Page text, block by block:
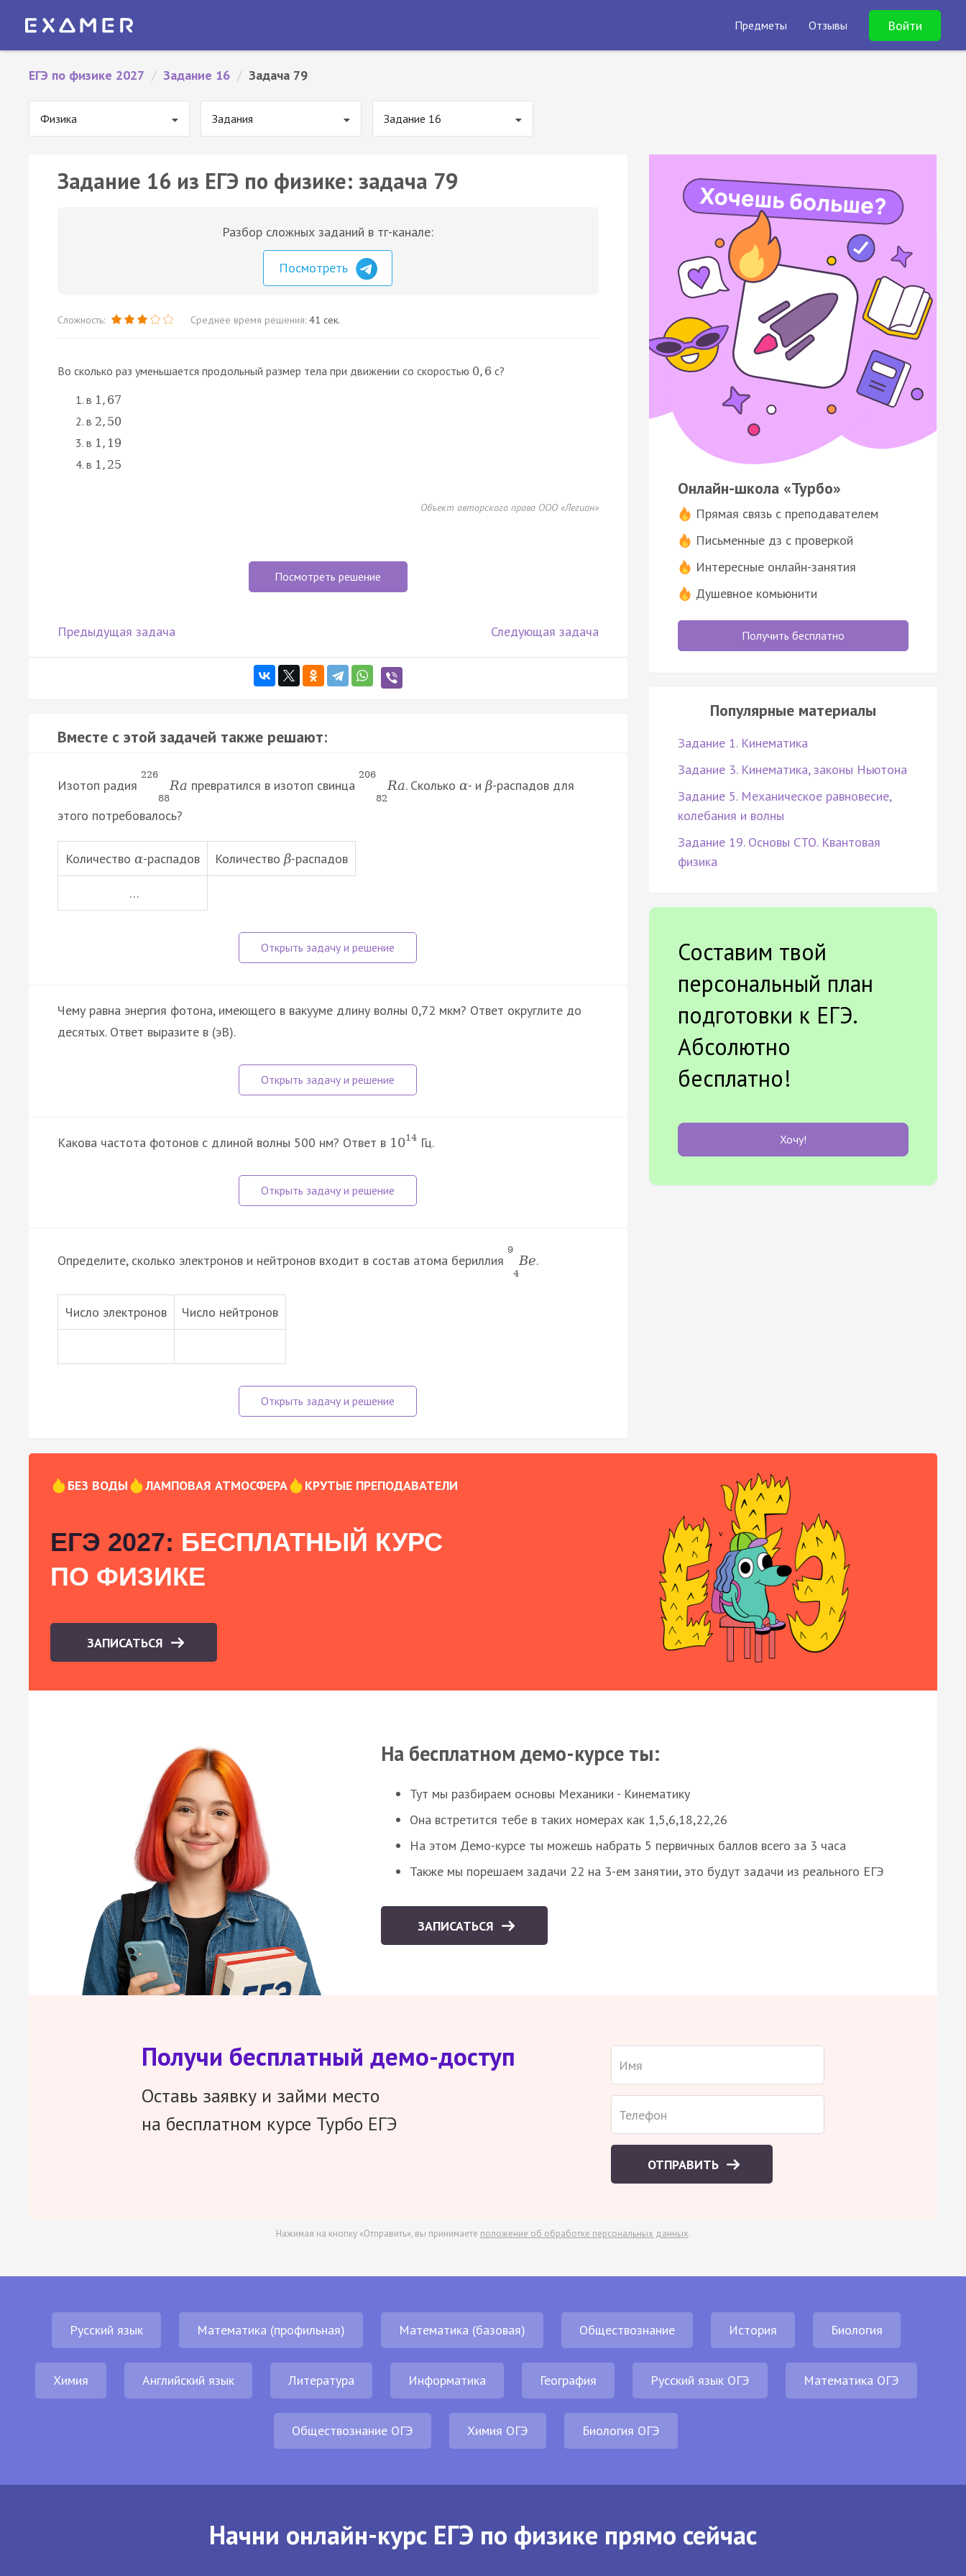
Предметы Отзывы Войти
ЕГЭ по физике 2027 / Задание 16 / Задача 79
Физика Задания Задание 16
Задание 16 из ЕГЭ по физике: задача 79
Разбор сложных заданий в тг-канале:
Посмотреть
Сложность: Среднее время решения: 41 сек.
Во сколько раз уменьшается продольный размер тела при движении со скоростью 0, 6 c?
в 1 , 67
в 2, 50
в 1 , 19
в 1 , 25
Объект авторского права ООО «Легион»
Посмотреть решение
Предыдущая задача Следующая задача
Вместе с этой задачей также решают:
Изотоп радия
226
88
Ra превратился в изотоп свинца
206
82
Ra. Сколько α- и β-распадов для
этого потребовалось?
Количество α-распадов Количество β-распадов
…
Чему равна энергия фотона, имеющего в вакууме длину волны 0,72 мкм? Ответ округлите до
десятых. Ответ выразите в (эВ).
Какова частота фотонов с длиной волны 500 нм? Ответ в 1014 Гц.
Определите, сколько электронов и нейтронов входит в состав атома бериллия
9
4
Be.
Число электронов Число нейтронов
Онлайн-школа «Турбо»
Прямая связь с преподавателем
Письменные дз с проверкой
Интересные онлайн-занятия
Душевное комьюнити
Получить бесплатно
Популярные материалы
Задание 1. Кинематика
Задание 3. Кинематика, законы Ньютона
Задание 5. Механическое равновесие,
колебания и волны
Задание 19. Основы СТО. Квантовая
физика
Составим твой
персональный план
подготовки к ЕГЭ.
Абсолютно
бесплатно!
Хочу!
БЕЗ ВОДЫ ЛАМПОВАЯ АТМОСФЕРА КРУТЫЕ ПРЕПОДАВАТЕЛИ
ЕГЭ 2027: БЕСПЛАТНЫЙ КУРС
ПО ФИЗИКЕ
ЗАПИСАТЬСЯ
На бесплатном демо-курсе ты:
Тут мы разбираем основы Механики - Кинематику
Она встретится тебе в таких номерах как 1,5,6,18,22,26
На этом Демо-курсе ты можешь набрать 5 первичных баллов всего за 3 часа
Также мы порешаем задачи 22 на 3-ем занятии, это будут задачи из реального ЕГЭ
ЗАПИСАТЬСЯ
Получи бесплатный демо-доступ
Оставь заявку и займи место
на бесплатном курсе Турбо ЕГЭ
ОТПРАВИТЬ
Нажимая на кнопку «Отправить», вы принимаете положение об обработке персональных данных.
Русский язык Математика (профильная) Математика (базовая) Обществознание История Биология
Химия Английский язык Литература Информатика География Русский язык ОГЭ Математика ОГЭ
Обществознание ОГЭ Химия ОГЭ Биология ОГЭ
Начни онлайн-курс ЕГЭ по физике прямо сейчас